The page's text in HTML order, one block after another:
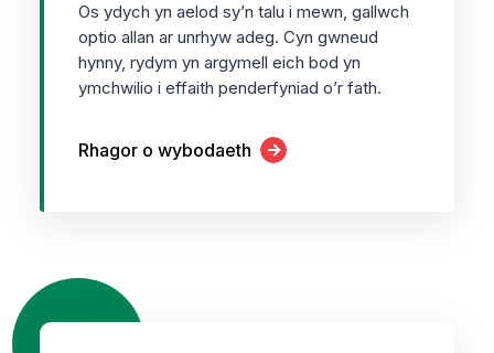
Os ydych yn aelod sy’n talu i mewn, gallwch
optio allan ar unrhyw adeg. Cyn gwneud
hynny, rydym yn argymell eich bod yn
ymchwilio i effaith penderfyniad o’r fath.
Rhagor o wybodaeth